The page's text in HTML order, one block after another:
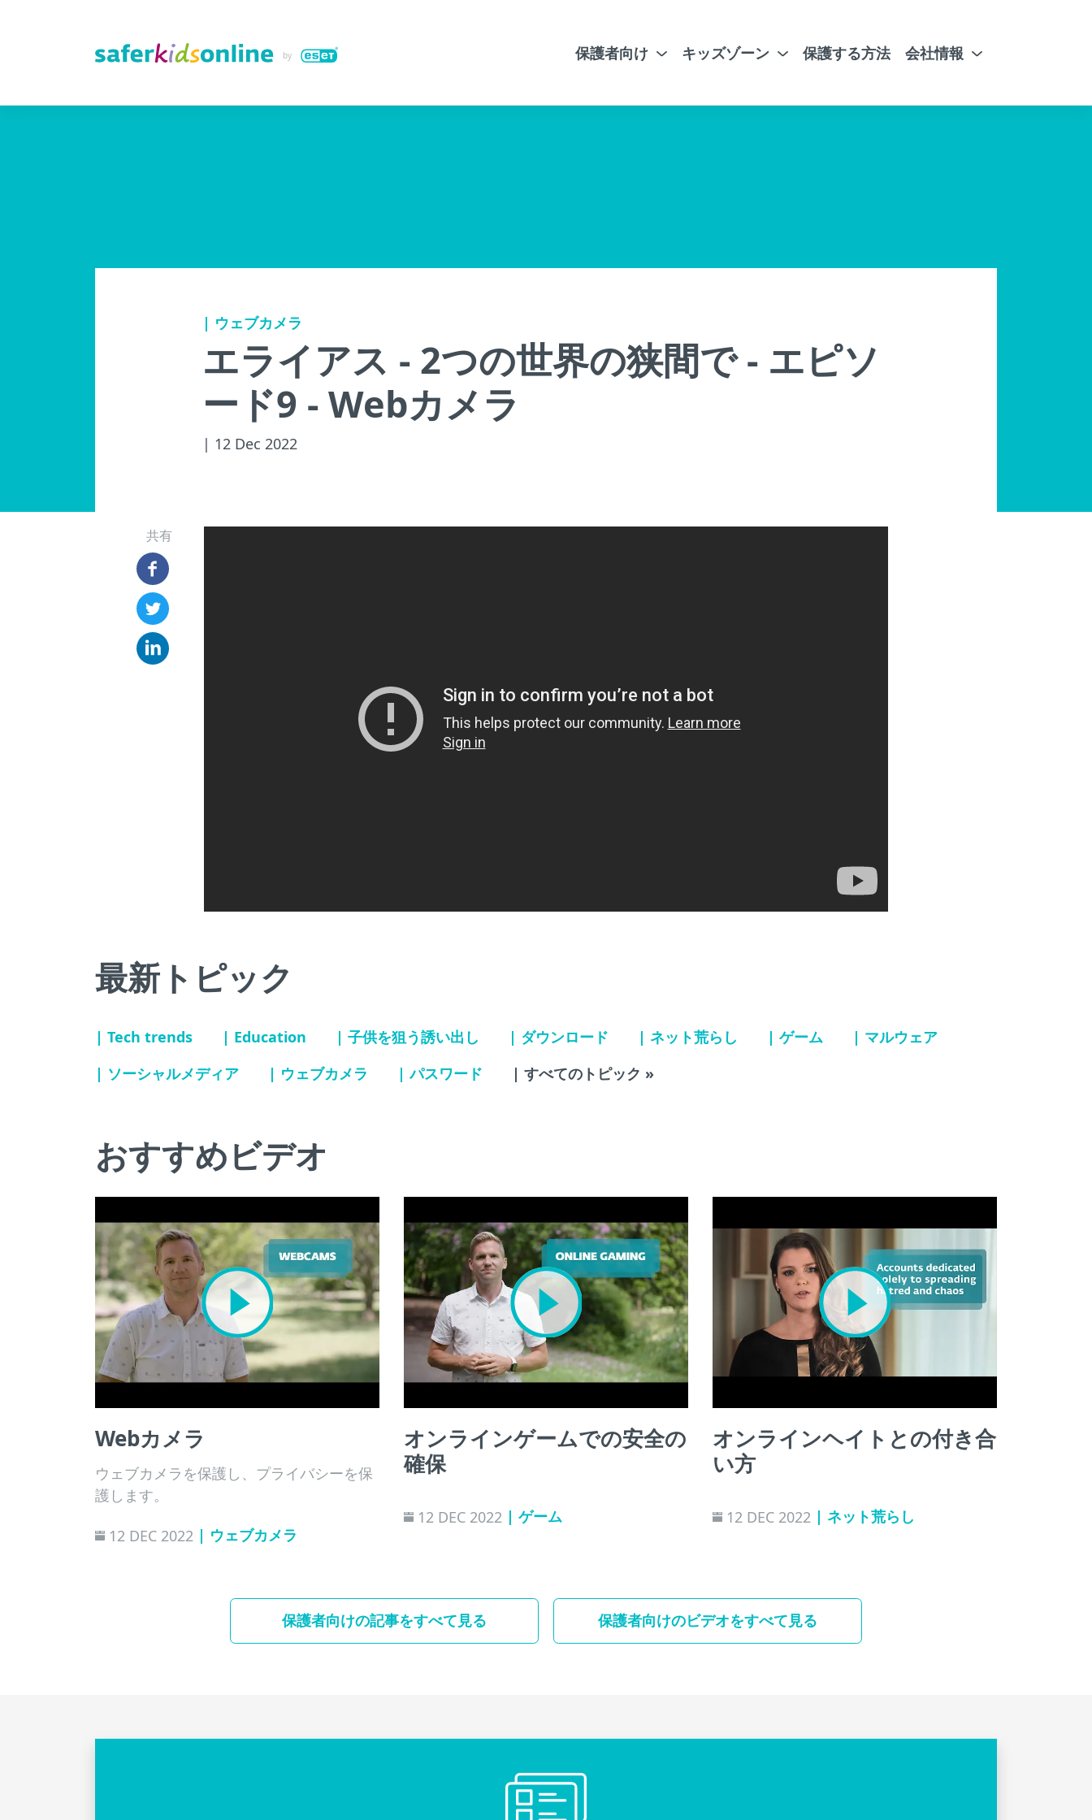
保護者向け キッズゾーン 保護する方法 会社情報
| ウェブカメラ
エライアス - 2つの世界の狭間で - エピソ
ード9 - Webカメラ
| 12 Dec 2022
共有
最新トピック
| Tech trends | Education | 子供を狙う誘い出し | ダウンロード | ネット荒らし | ゲーム
| マルウェア
| ソーシャルメディア
| ウェブカメラ | パスワード | すべてのトピック »
おすすめビデオ
Webカメラ
ウェブカメラを保護し、プライバシーを保
護します。
12 DEC 2022 | ウェブカメラ
オンラインゲームでの安全の
確保
12 DEC 2022 | ゲーム
オンラインヘイトとの付き合
い方
12 DEC 2022 | ネット荒らし
保護者向けの記事をすべて見る 保護者向けのビデオをすべて見る